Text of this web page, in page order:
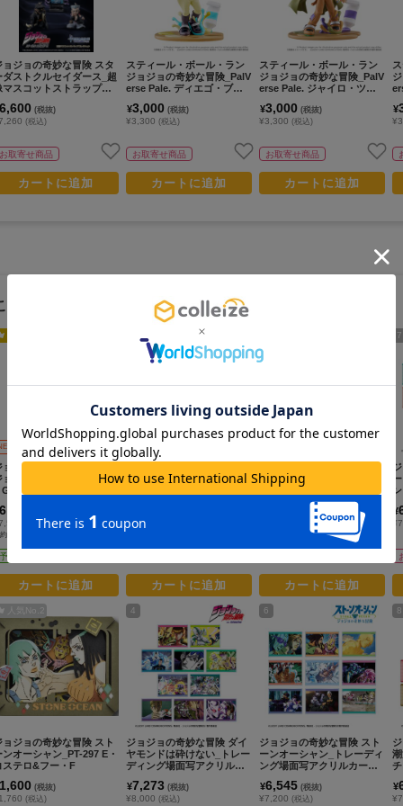
ョジョの奇妙な冒険 スタ
ダストクルセイダース_超
マスコットストラップコ
】
6,600 (税抜)
(税込)
お取寄せ商品
カートに追加
スティール・ボール・ラン
ジョジョの奇妙な冒険_PalV
erse Pale. ディエゴ・ブラ
¥3,000 (税抜)
¥3,300(税込)
お取寄せ商品
カートに追加
スティール・ボール・ラン
ジョジョの奇妙な冒険_PalV
erse Pale. ジャイロ・ツェ
¥3,000 (税抜)
¥3,300 (税込)
お取寄せ商品
カートに追加
¥
の作品のランキング
ョジョの奇妙な冒険_ジョ
ョの奇妙な冒険 StyleSho
WIND【コンプ
6,900
(税込)
期間：2026/08/23まで
予約商品
カートに追加
人気No. 2
ョジョの奇妙な冒険 スト
ンオーシャン_PT-297 E・
ステロ&フー・F
1,600 (税抜)
(税込)
の風_トレーディング場面写
¥8,000
カートに追加
4
ジョジョの奇妙な冒険 ダイ
ヤモンドは砕けない_トレー
ディング場面写アクリルカ
X/10パック入り)
¥7,273 (税抜)
¥8,000(税込)
ーダストクルセイダース_ト
レーディング場面写アクリ
ルカード(単位/コンプリート
BOX/10パック入り)
(税抜)
カートに追加
6
ジョジョの奇妙な冒険 スト
ーンオーシャン_トレーディ
ング場面写アクリルカード
ック入り)
¥6,545 (税抜)
¥7,200 (税込)
7
¥
8
¥